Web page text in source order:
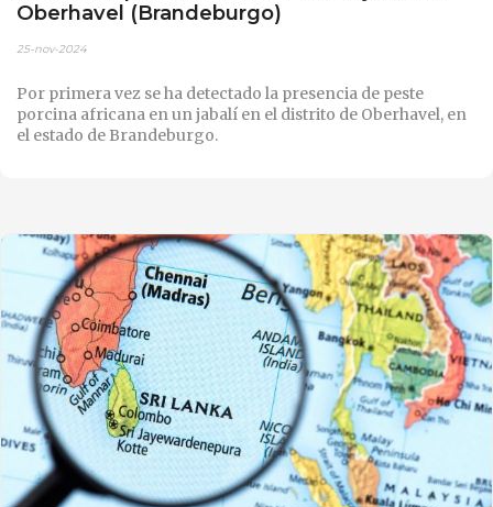
Oberhavel (Brandeburgo)
25-nov-2024
Por primera vez se ha detectado la presencia de peste
porcina africana en un jabalí en el distrito de Oberhavel, en
el estado de Brandeburgo.